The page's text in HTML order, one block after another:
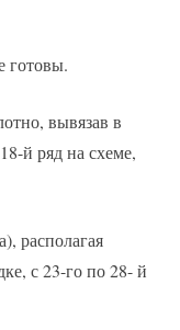
готовы.
вывязав в
й ряд на схеме,
располагая
с 23-го по 28- й